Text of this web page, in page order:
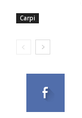
Carpi